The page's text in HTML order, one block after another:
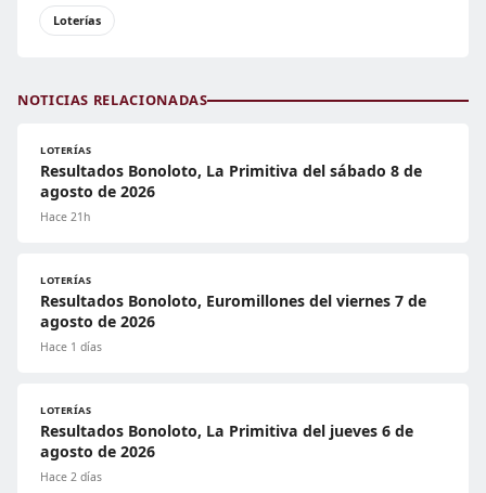
Loterías
NOTICIAS RELACIONADAS
LOTERÍAS
Resultados Bonoloto, La Primitiva del sábado 8 de
agosto de 2026
Hace 21h
LOTERÍAS
Resultados Bonoloto, Euromillones del viernes 7 de
agosto de 2026
Hace 1 días
LOTERÍAS
Resultados Bonoloto, La Primitiva del jueves 6 de
agosto de 2026
Hace 2 días